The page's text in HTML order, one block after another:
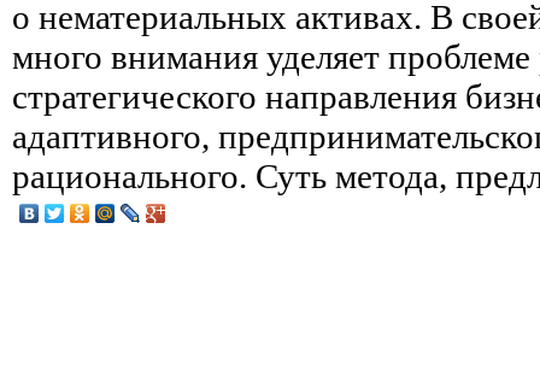
о нематериальных активах. В
много внимания уделяет
стратегического направления
адаптивного,
рационального. Суть метода,